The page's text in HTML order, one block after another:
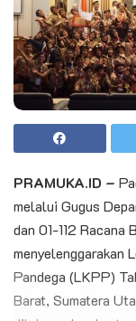
PRAMUKA.ID –
melalui Gugus
dan 01-112 Racana
menyelenggarakan
Pandega (LKPP)
Barat, Sumatera